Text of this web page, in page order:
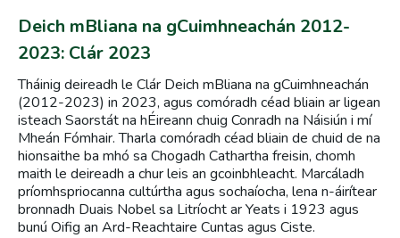
Deich mBliana na gCuimhneachán 2012-
2023: Clár 2023
Tháinig deireadh le Clár Deich mBliana na gCuimhneachán
(2012-2023) in 2023, agus comóradh céad bliain ar ligean
isteach Saorstát na hÉireann chuig Conradh na Náisiún i mí
Mheán Fómhair. Tharla comóradh céad bliain de chuid de na
hionsaithe ba mhó sa Chogadh Cathartha freisin, chomh
maith le deireadh a chur leis an gcoinbhleacht. Marcáladh
príomhspriocanna cultúrtha agus sochaíocha, lena n-áirítear
bronnadh Duais Nobel sa Litríocht ar Yeats i 1923 agus
bunú Oifig an Ard-Reachtaire Cuntas agus Ciste.